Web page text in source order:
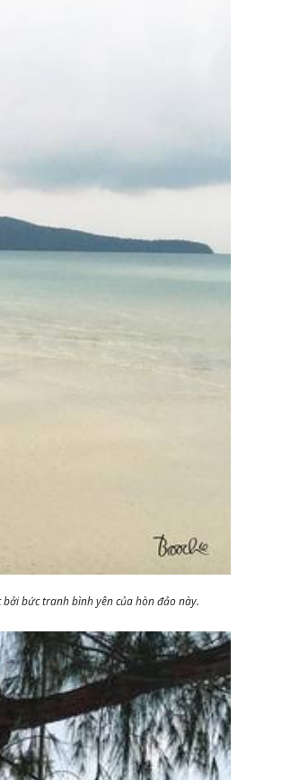
bức tranh bình yên của hòn đảo này.